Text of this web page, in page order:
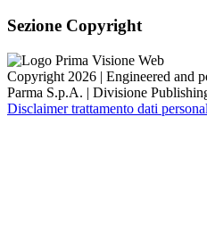
Sezione Copyright
Copyright 2026 | Engineered and
Parma S.p.A. | Divisione
Disclaimer trattamento dati